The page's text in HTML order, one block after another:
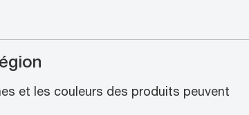
et les couleurs des produits peuvent